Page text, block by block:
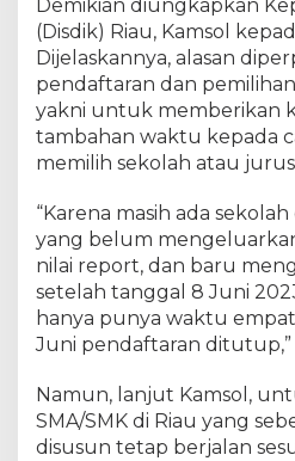
D
B
S
M
A
M
K
H
i
n
g
g
2
6
J
Demikian diungkapkan
(Disdik) Riau, Kamsol
Dijelaskannya, alasan
pendaftaran dan
yakni untuk memberikan
tambahan waktu kepada
memilih sekolah atau
“Karena masih ada
yang belum
nilai report, dan baru
setelah tanggal 8 Juni
hanya punya waktu
Juni pendaftaran ditutup,”
Namun, lanjut Kamsol,
SMA/SMK di Riau yang
disusun tetap berjalan